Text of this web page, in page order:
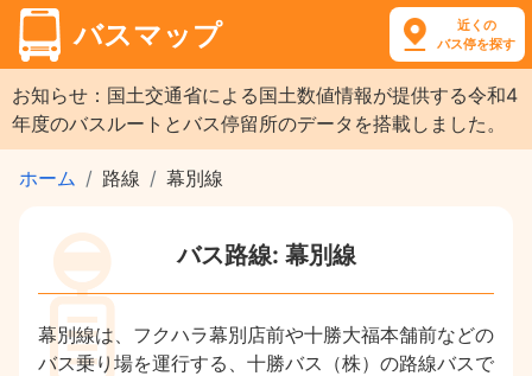
バスマップ
近くの
バス停を探す
お知らせ：国土交通省による国土数値情報が提供する令和4
年度のバスルートとバス停留所のデータを搭載しました。
ホーム 路線 幕別線
バス路線: 幕別線
幕別線は、フクハラ幕別店前や十勝大福本舗前などの
バス乗り場を運行する、十勝バス（株）の路線バスで